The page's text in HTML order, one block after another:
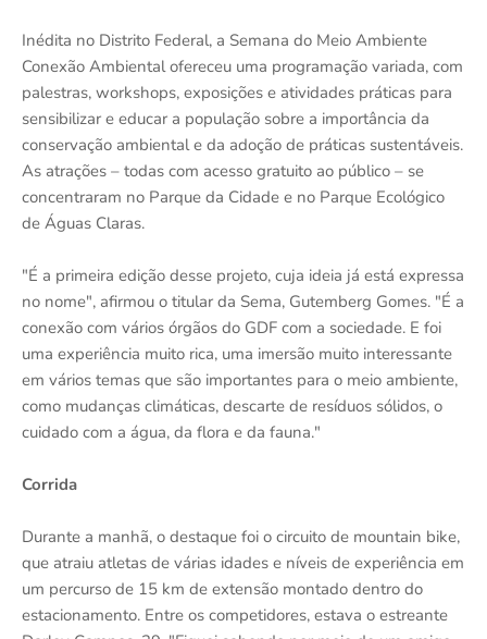
Inédita no Distrito Federal, a Semana do Meio Ambiente
Conexão Ambiental ofereceu uma programação variada, com
palestras, workshops, exposições e atividades práticas para
sensibilizar e educar a população sobre a importância da
conservação ambiental e da adoção de práticas sustentáveis.
As atrações – todas com acesso gratuito ao público – se
concentraram no Parque da Cidade e no Parque Ecológico
de Águas Claras.
"É a primeira edição desse projeto, cuja ideia já está expressa
no nome", afirmou o titular da Sema, Gutemberg Gomes. "É a
conexão com vários órgãos do GDF com a sociedade. E foi
uma experiência muito rica, uma imersão muito interessante
em vários temas que são importantes para o meio ambiente,
como mudanças climáticas, descarte de resíduos sólidos, o
cuidado com a água, da flora e da fauna."
Corrida
Durante a manhã, o destaque foi o circuito de mountain bike,
que atraiu atletas de várias idades e níveis de experiência em
um percurso de 15 km de extensão montado dentro do
estacionamento. Entre os competidores, estava o estreante